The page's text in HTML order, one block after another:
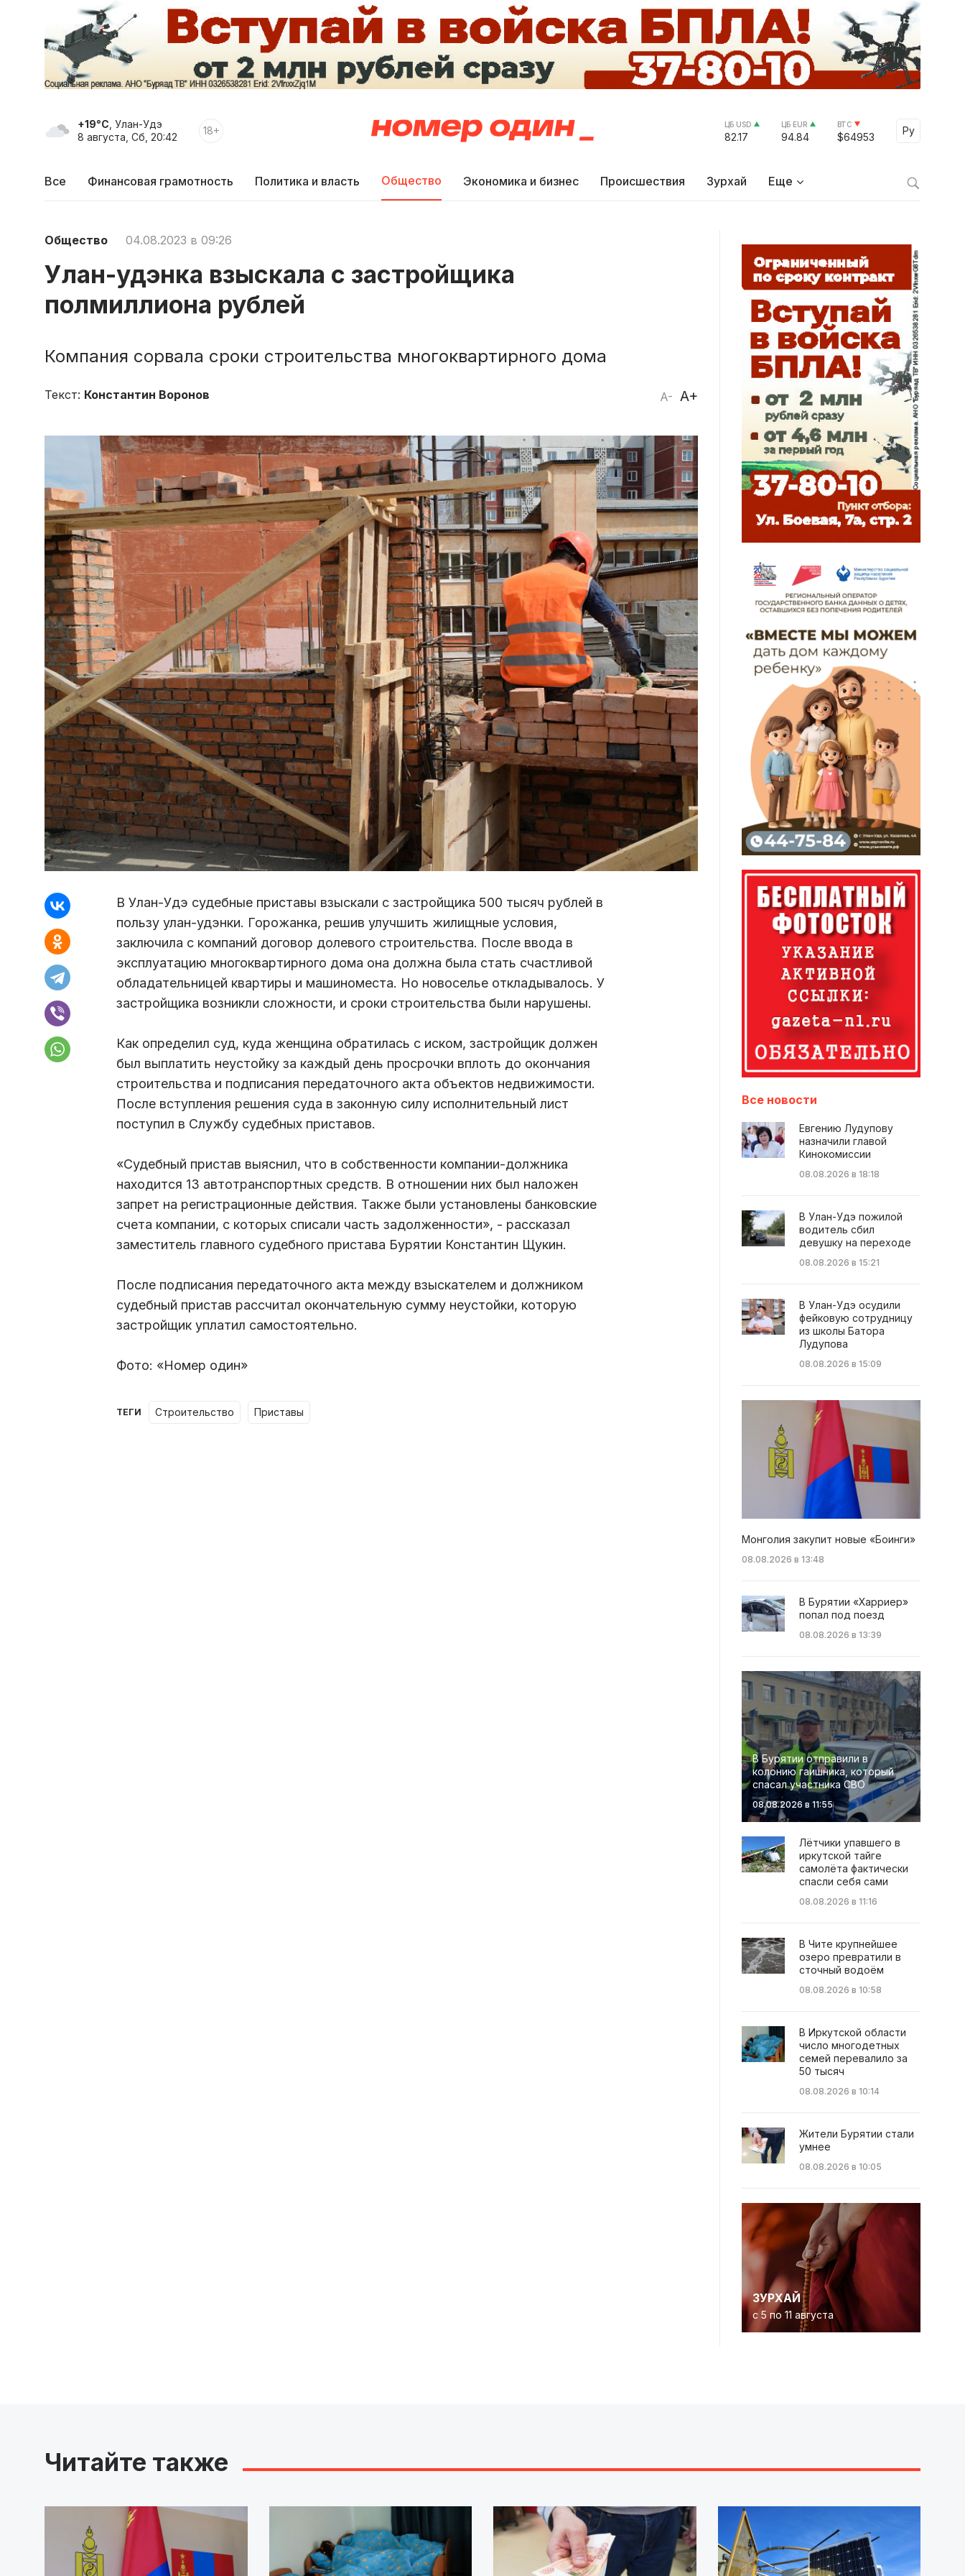
+19°C , Улан-Удэ
8 августа, Сб, 20:42
18+ ЦБ USD
82.17
ЦБ EUR
94.84
BTC
$64953
Ру
Select
Все Финансовая грамотность Политика и власть Общество Экономика и бизнес Происшествия Зурхай Еще
Общество 04.08.2023 в 09:26
Улан-удэнка взыскала с застройщика
полмиллиона рублей
Компания сорвала сроки строительства многоквартирного дома
A- A+
Текст: Константин Воронов
В Улан-Удэ судебные приставы взыскали с застройщика 500 тысяч рублей в
пользу улан-удэнки. Горожанка, решив улучшить жилищные условия,
заключила с компаний договор долевого строительства. После ввода в
эксплуатацию многоквартирного дома она должна была стать счастливой
обладательницей квартиры и машиноместа. Но новоселье откладывалось. У
застройщика возникли сложности, и сроки строительства были нарушены.
Как определил суд, куда женщина обратилась с иском, застройщик должен
был выплатить неустойку за каждый день просрочки вплоть до окончания
строительства и подписания передаточного акта объектов недвижимости.
После вступления решения суда в законную силу исполнительный лист
поступил в Службу судебных приставов.
«Судебный пристав выяснил, что в собственности компании-должника
находится 13 автотранспортных средств. В отношении них был наложен
запрет на регистрационные действия. Также были установлены банковские
счета компании, с которых списали часть задолженности», - рассказал
заместитель главного судебного пристава Бурятии Константин Щукин.
После подписания передаточного акта между взыскателем и должником
судебный пристав рассчитал окончательную сумму неустойки, которую
застройщик уплатил самостоятельно.
Фото: «Номер один»
ТЕГИ строительство приставы
Все новости
Евгению Лудупову
назначили главой
Кинокомиссии
08.08.2026 в 18:18
В Улан-Удэ пожилой
водитель сбил
девушку на переходе
08.08.2026 в 15:21
В Улан-Удэ осудили
фейковую сотрудницу
из школы Батора
Лудупова
08.08.2026 в 15:09
Монголия закупит новые «Боинги»
08.08.2026 в 13:48
В Бурятии «Харриер»
попал под поезд
08.08.2026 в 13:39
В Бурятии отправили в
колонию гаишника, который
спасал участника СВО
08.08.2026 в 11:55
Лётчики упавшего в
иркутской тайге
самолёта фактически
спасли себя сами
08.08.2026 в 11:16
В Чите крупнейшее
озеро превратили в
сточный водоём
08.08.2026 в 10:58
В Иркутской области
число многодетных
семей перевалило за
50 тысяч
08.08.2026 в 10:14
Жители Бурятии стали
умнее
08.08.2026 в 10:05
ЗУРХАЙ
с 5 по 11 августа
Читайте также